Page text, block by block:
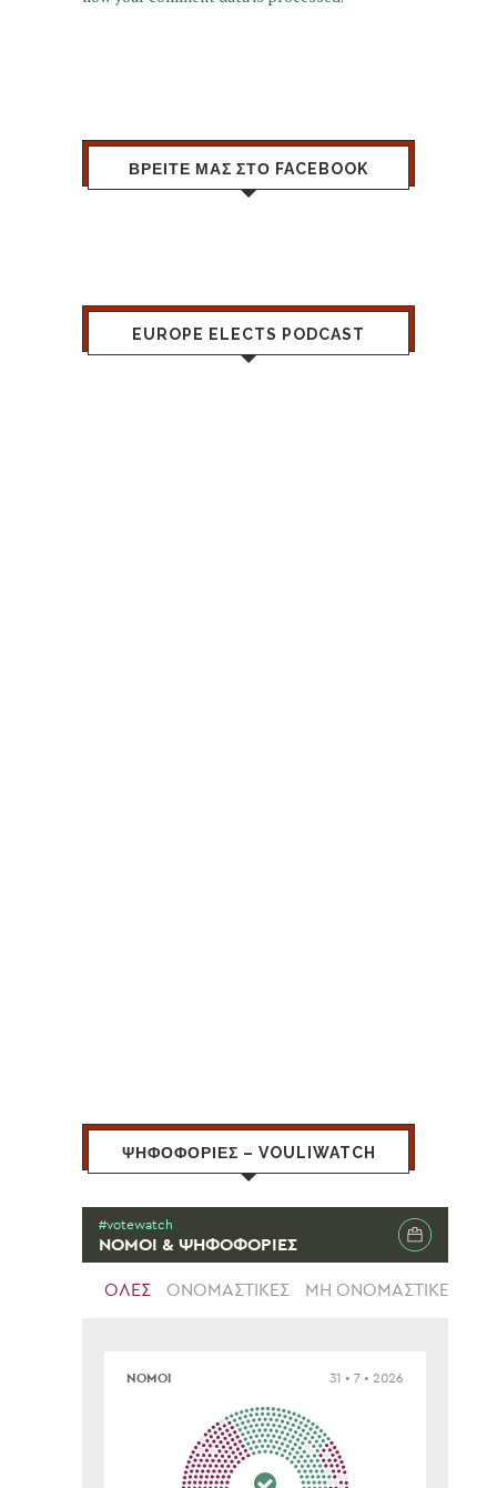
ΒΡΕΙΤΕ ΜΑΣ ΣΤΟ FACEBOOK
EUROPE ELECTS PODCAST
ΨΗΦΟΦΟΡΙΕΣ – VOULIWATCH